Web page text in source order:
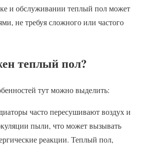
и обслуживании теплый пол может
не требуя сложного или частого
теплый пол?
тут можно выделить:
часто пересушивают воздух и
пыли, что может вызывать
реакции. Теплый пол,